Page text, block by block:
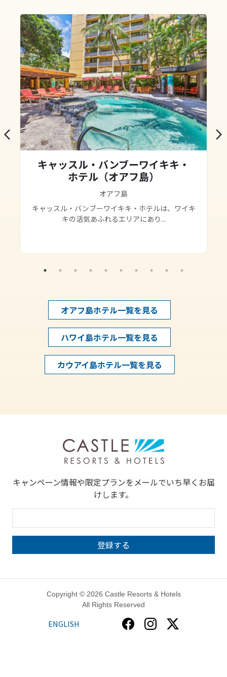
arrow_back_ios
キャッスル・バンブーワイキキ・
ホテル（オアフ島）
オアフ島
キャッスル・バンブーワイキキ・ホテルは、ワイキ
キの活気あふれるエリアにあり...
arrow_forward_ios
オアフ島ホテル一覧を見る
ハワイ島ホテル一覧を見る
カウアイ島ホテル一覧を見る
キャンペーン情報や限定プランをメールでいち早くお届
けします。
Copyright © 2026 Castle Resorts & Hotels
All Rights Reserved
ENGLISH